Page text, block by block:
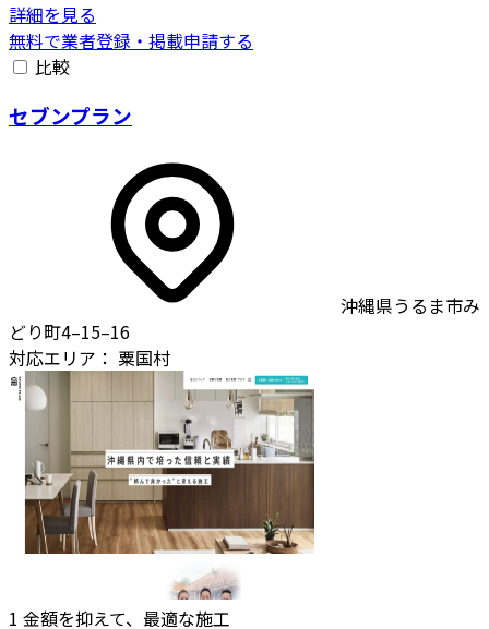
詳細を見る
無料で業者登録・掲載申請する
比較
セブンプラン
沖縄県うるま市み
どり町4–15–16
対応エリア： 粟国村
1 金額を抑えて、最適な施工